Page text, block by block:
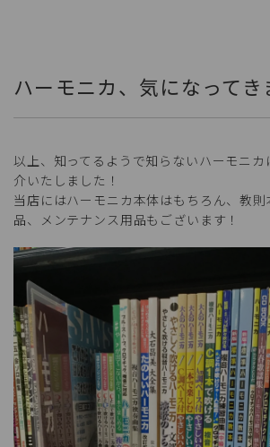
ハーモニカ、気になってき
以上、知ってるようで知らないハーモニ
介いたしました！
当店にはハーモニカ本体はもちろん、教
品、メンテナンス用品もございます！